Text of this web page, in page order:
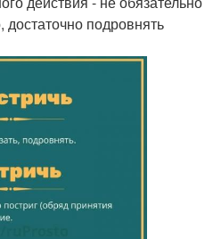
достаточно подровнять